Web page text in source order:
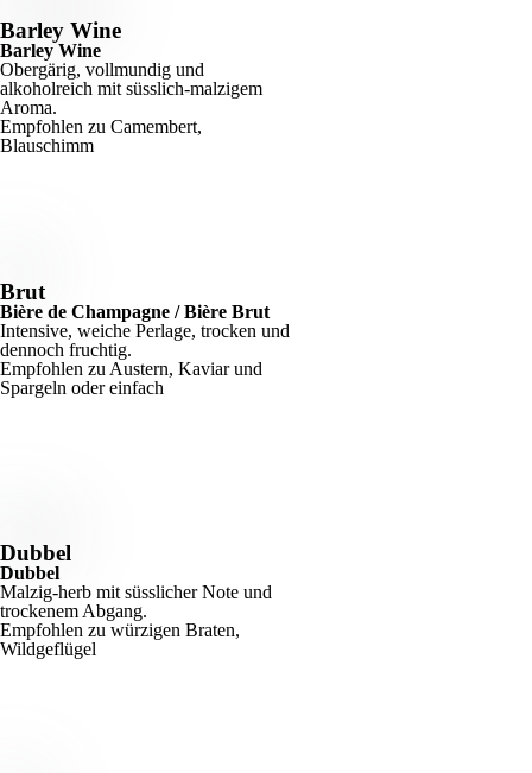
Barley Wine
Barley Wine
Obergärig, vollmundig und
alkoholreich mit süsslich-malzigem
Aroma.
Empfohlen zu Camembert,
Blauschimm
Brut
Bière de Champagne / Bière Brut
Intensive, weiche Perlage, trocken und
dennoch fruchtig.
Empfohlen zu Austern, Kaviar und
Spargeln oder einfach
Dubbel
Dubbel
Malzig-herb mit süsslicher Note und
trockenem Abgang.
Empfohlen zu würzigen Braten,
Wildgeflügel